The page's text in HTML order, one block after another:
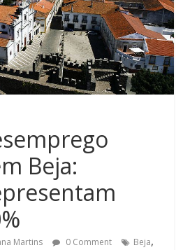
Beja:
Martins 0 Comment Beja,